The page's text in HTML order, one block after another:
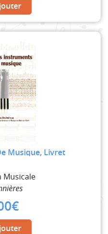
Musique, Livret
Musicale
€